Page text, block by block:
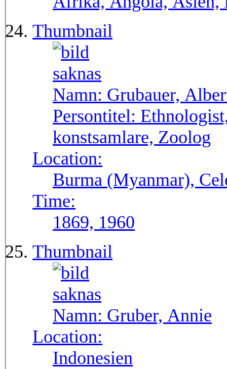
Thumbnail
Namn: Grubauer,
Persontitel:
konstsamlare, Zoolog
Location:
Burma (Myanmar),
Time:
1869, 1960
Thumbnail
Namn: Gruber, Annie
Location:
Indonesien